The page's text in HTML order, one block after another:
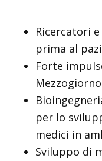
Ricercatori
prima al
Forte
per lo
medici in
Sviluppo di